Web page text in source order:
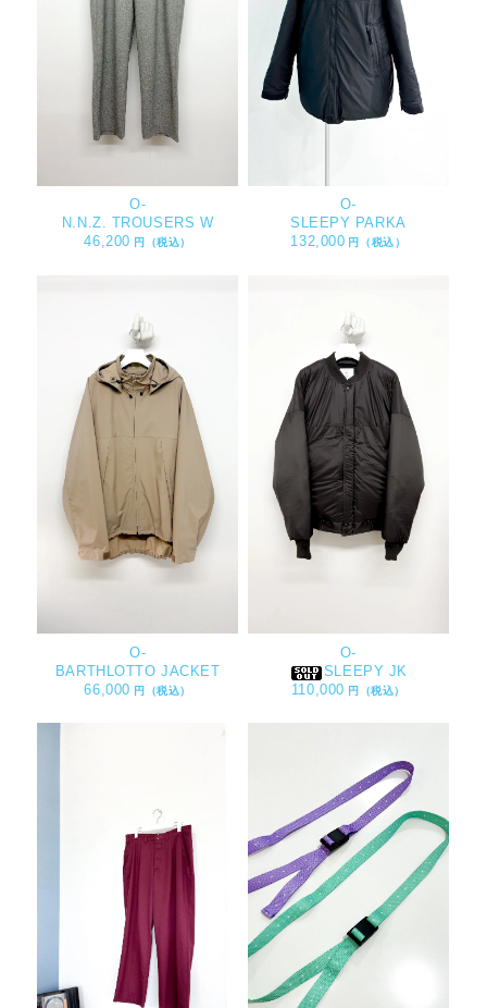
O-
N.N.Z. TROUSERS W
46,200 円（税込）
O-
SLEEPY PARKA
132,000 円（税込）
O-
BARTHLOTTO JACKET
66,000 円（税込）
O-
SLEEPY JK
110,000 円（税込）